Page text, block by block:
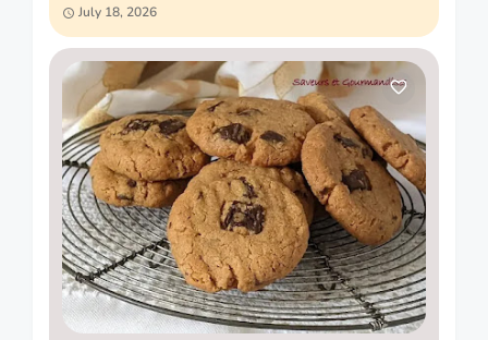
July 18, 2026